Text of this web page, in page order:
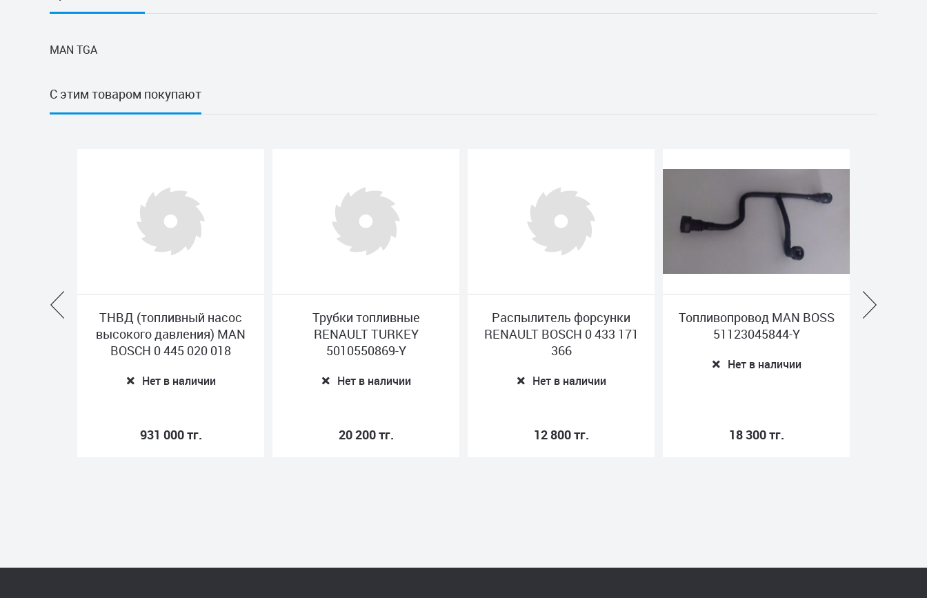
MAN TGA
С этим товаром покупают
ТНВД (топливный насос
высокого давления) MAN
BOSCH 0 445 020 018
Нет в наличии
931 000 тг.
Трубки топливные
RENAULT TURKEY
5010550869-Y
Нет в наличии
20 200 тг.
Распылитель форсунки
RENAULT BOSCH 0 433 171
366
Нет в наличии
12 800 тг.
Топливопровод MAN BOSS
51123045844-Y
Нет в наличии
18 300 тг.